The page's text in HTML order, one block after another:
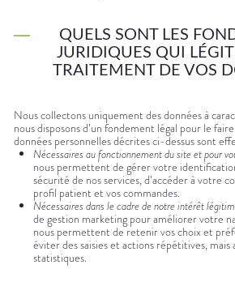
QUELS SONT LES
JURIDIQUES QUI
TRAITEMENT DE VOS
Nous collectons uniquement des données à
nous disposons d’un fondement légal pour le
données personnelles décrites ci-dessus sont
Nécessaires au fonctionnement du site et pour
nous permettent de gérer votre
sécurité de nos services, d’accéder à votre
profil patient et vos commandes.
Nécessaires dans le cadre de notre intérêt
de gestion marketing pour améliorer votre
nous permettent de retenir vos choix et
éviter des saisies et actions répétitives, mais
statistiques.